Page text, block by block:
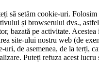
să setăm cookie-uri.
și browserului dvs.,
bazată pe activitate.
site-ului nostru web (de
de asemenea, de la terți,
Puteți refuza acest